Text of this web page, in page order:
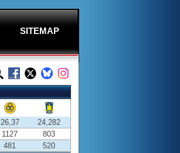
SITEMAP
26,37
24,282
1127
803
481 520